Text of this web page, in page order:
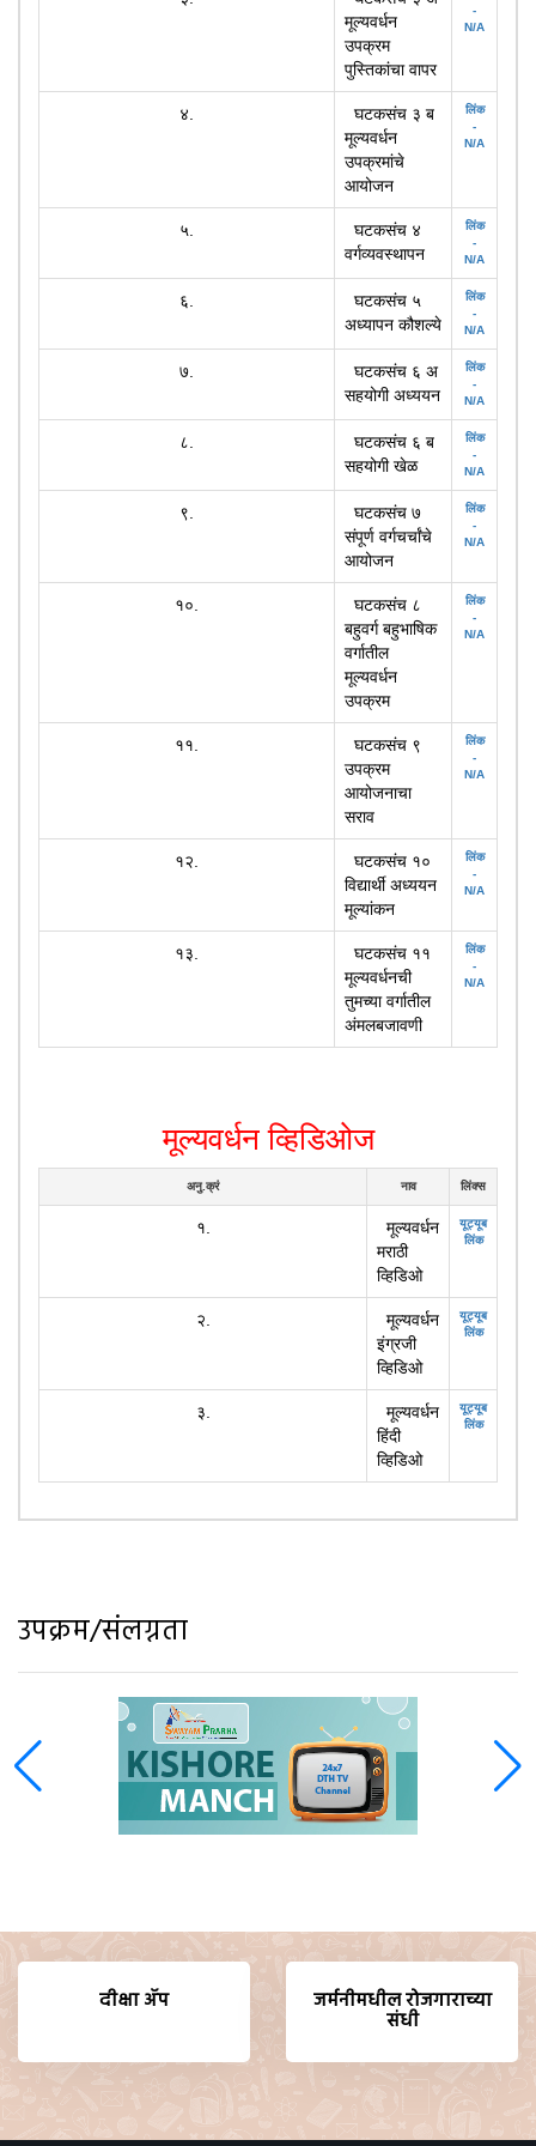
मूल्यवर्धन
उपक्रम
पुस्तिकांचा वापर
-
N/A
४.
घटकसंच ३ ब
मूल्यवर्धन
उपक्रमांचे
आयोजन
लिंक
-
N/A
५.
घटकसंच ४
वर्गव्यवस्थापन
लिंक
-
N/A
६.
घटकसंच ५
अध्यापन कौशल्ये
लिंक
-
N/A
७.
घटकसंच ६ अ
सहयोगी अध्ययन
लिंक
-
N/A
८.
घटकसंच ६ ब
सहयोगी खेळ
लिंक
-
N/A
९.
घटकसंच ७
संपूर्ण वर्गचर्चांचे
आयोजन
लिंक
-
N/A
१०.
घटकसंच ८
बहुवर्ग बहुभाषिक
वर्गातील
मूल्यवर्धन
उपक्रम
लिंक
-
N/A
११.
घटकसंच ९
उपक्रम
आयोजनाचा
सराव
लिंक
-
N/A
१२.
घटकसंच १०
विद्यार्थी अध्ययन
मूल्यांकन
लिंक
-
N/A
१३.
घटकसंच ११
मूल्यवर्धनची
तुमच्या वर्गातील
अंमलबजावणी
लिंक
-
N/A
मूल्यवर्धन व्हिडिओज
अनु.क्रं नाव लिंक्स
१.
मूल्यवर्धन
मराठी
व्हिडिओ
यूट्यूब
लिंक
२.
मूल्यवर्धन
इंग्रजी
व्हिडिओ
यूट्यूब
लिंक
३.
मूल्यवर्धन
हिंदी
व्हिडिओ
यूट्यूब
लिंक
उपक्रम/संलग्नता
दीक्षा ॲप जर्मनीमधील रोजगाराच्या
संधी